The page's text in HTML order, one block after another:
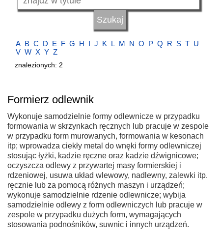
A B C D E F G H I J K L M N O P Q R S T U
V W X Y Z
znalezionych: 2
Formierz odlewnik
Wykonuje samodzielnie formy odlewnicze w przypadku
formowania w skrzynkach ręcznych lub pracuje w zespole
w przypadku form murowanych, formowania w kesonach
itp; wprowadza ciekły metal do wnęki formy odlewniczej
stosując łyżki, kadzie ręczne oraz kadzie dźwignicowe;
oczyszcza odlewy z przywartej masy formierskiej i
rdzeniowej, usuwa układ wlewowy, nadlewny, zalewki itp.
ręcznie lub za pomocą różnych maszyn i urządzeń;
wykonuje samodzielnie rdzenie odlewnicze; wybija
samodzielnie odlewy z form odlewniczych lub pracuje w
zespole w przypadku dużych form, wymagających
stosowania podnośników, suwnic i innych urządzeń.